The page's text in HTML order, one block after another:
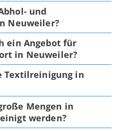
und
Neuweiler?
ein Angebot für
in Neuweiler?
Textilreinigung in
Mengen in
werden?